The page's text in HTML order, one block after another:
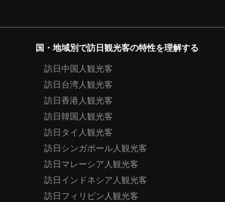
国・地域別で訪日観光客の特性を理解する
訪日中国人観光客
訪日台湾人観光客
訪日香港人観光客
訪日韓国人観光客
訪日タイ人観光客
訪日シンガポール人観光客
訪日マレーシア人観光客
訪日インドネシア人観光客
訪日フィリピン人観光客